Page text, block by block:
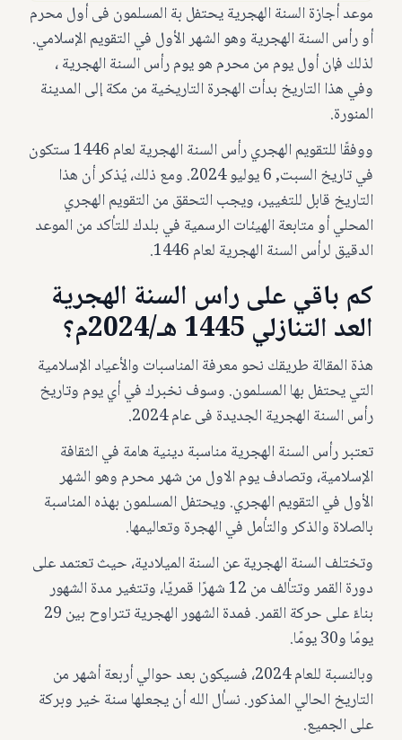
موعد أجازة السنة الهجرية يحتفل بة المسلمون فى أول محرم
أو رأس السنة الهجرية وهو الشهر الأول في التقويم الإسلامي.
لذلك فإن أول يوم من محرم هو يوم رأس السنة الهجرية ،
وفي هذا التاريخ بدأت الهجرة التاريخية من مكة إلى المدينة
المنورة.
ووفقًا للتقويم الهجري رأس السنة الهجرية لعام 1446 ستكون
في تاريخ السبت, 6 يوليو 2024. ومع ذلك، يُذكر أن هذا
التاريخ قابل للتغيير، ويجب التحقق من التقويم الهجري
المحلي أو متابعة الهيئات الرسمية في بلدك للتأكد من الموعد
الدقيق لرأس السنة الهجرية لعام 1446.
كم باقي على راس السنة الهجرية
العد التنازلي 1445 هـ/2024م؟
هذة المقالة طريقك نحو معرفة المناسبات والأعياد الإسلامية
التي يحتفل بها المسلمون. وسوف نخبرك في أي يوم وتاريخ
رأس السنة الهجرية الجديدة فى عام 2024.
تعتبر رأس السنة الهجرية مناسبة دينية هامة في الثقافة
الإسلامية، وتصادف يوم الاول من شهر محرم وهو الشهر
الأول في التقويم الهجري. ويحتفل المسلمون بهذه المناسبة
بالصلاة والذكر والتأمل في الهجرة وتعاليمها.
وتختلف السنة الهجرية عن السنة الميلادية، حيث تعتمد على
دورة القمر وتتألف من 12 شهرًا قمريًا، وتتغير مدة الشهور
بناءً على حركة القمر. فمدة الشهور الهجرية تتراوح بين 29
يومًا و30 يومًا.
وبالنسبة للعام 2024، فسيكون بعد حوالي أربعة أشهر من
التاريخ الحالي المذكور. نسأل الله أن يجعلها سنة خير وبركة
على الجميع.